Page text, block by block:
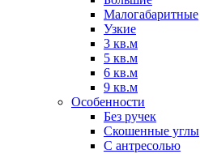
Малогабаритные
Узкие
3 кв.м
5 кв.м
6 кв.м
9 кв.м
Особенности
Без ручек
Скошенные углы
С антресолью